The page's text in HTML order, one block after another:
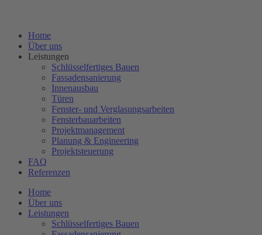
Home
Über uns
Leistungen
Schlüsselfertiges Bauen
Fassadensanierung
Innenausbau
Türen
Fenster- und Verglasungsarbeiten
Fensterbauarbeiten
Projektmanagement
Planung & Engineering
Projektsteuerung
FAQ
Referenzen
Home
Über uns
Leistungen
Schlüsselfertiges Bauen